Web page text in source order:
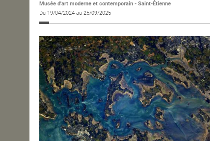
Musée d'art moderne et contemporain - Saint-Étienne
Du 19/04/2024 au 25/09/2025